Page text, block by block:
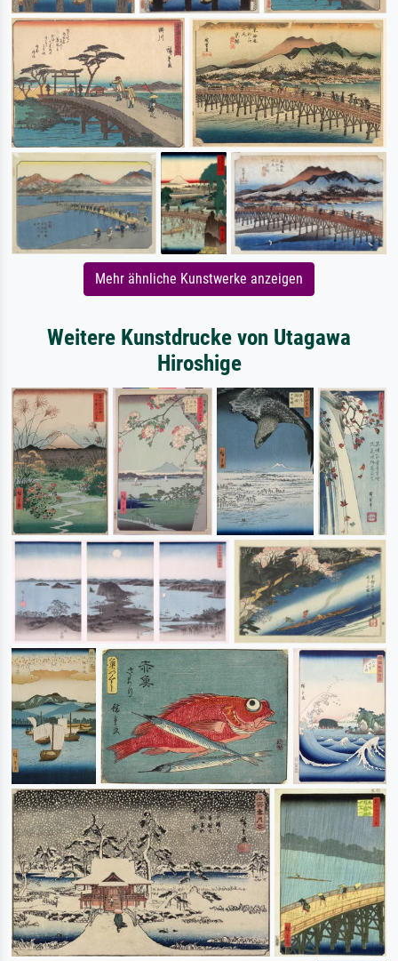
Mehr ähnliche Kunstwerke anzeigen
Weitere Kunstdrucke von Utagawa
Hiroshige